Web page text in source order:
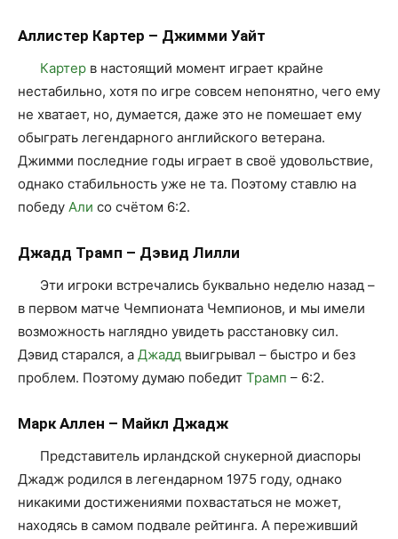
Аллистер Картер – Джимми Уайт
Картер в настоящий момент играет крайне
нестабильно, хотя по игре совсем непонятно, чего ему
не хватает, но, думается, даже это не помешает ему
обыграть легендарного английского ветерана.
Джимми последние годы играет в своё удовольствие,
однако стабильность уже не та. Поэтому ставлю на
победу Али со счётом 6:2.
Джадд Трамп – Дэвид Лилли
Эти игроки встречались буквально неделю назад –
в первом матче Чемпионата Чемпионов, и мы имели
возможность наглядно увидеть расстановку сил.
Дэвид старался, а Джадд выигрывал – быстро и без
проблем. Поэтому думаю победит Трамп – 6:2.
Марк Аллен – Майкл Джадж
Представитель ирландской снукерной диаспоры
Джадж родился в легендарном 1975 году, однако
никакими достижениями похвастаться не может,
находясь в самом подвале рейтинга. А переживший